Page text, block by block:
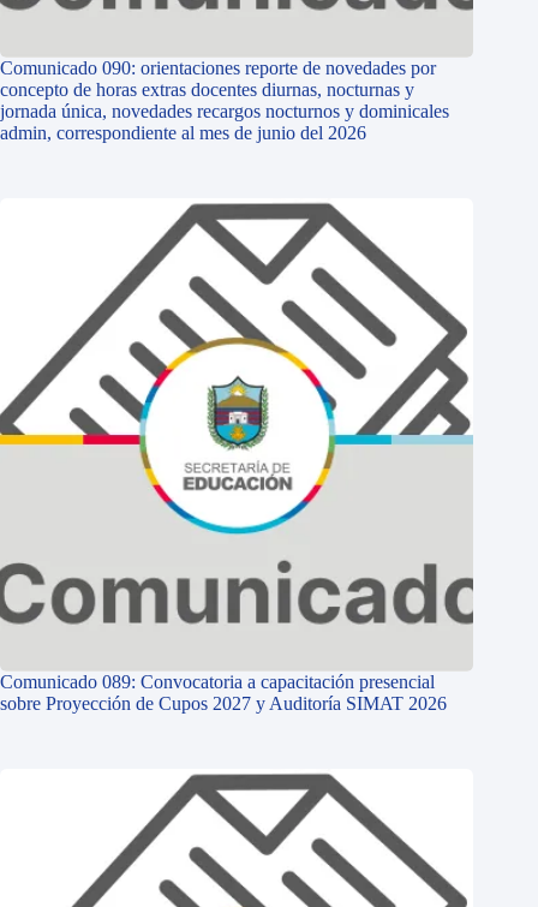
Comunicado 090: orientaciones reporte de novedades por
concepto de horas extras docentes diurnas, nocturnas y
jornada única, novedades recargos nocturnos y dominicales
admin, correspondiente al mes de junio del 2026
Comunicado 089: Convocatoria a capacitación presencial
sobre Proyección de Cupos 2027 y Auditoría SIMAT 2026